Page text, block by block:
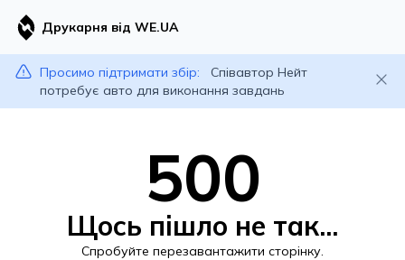
Друкарня від WE.UA
Просимо підтримати збір:
Співавтор Нейт
потребує авто для виконання завдань
500
Щось пішло не так...
Спробуйте перезавантажити сторінку.